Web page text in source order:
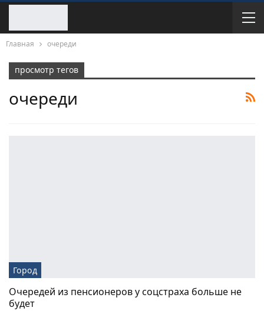
Главная очереди
просмотр тегов
очереди
Город
Очередей из пенсионеров у соцстраха больше не
будет